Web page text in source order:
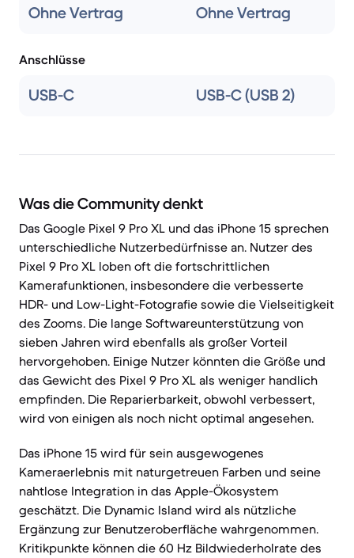
Ohne Vertrag Ohne Vertrag
Anschlüsse
USB-C USB-C (USB 2)
Was die Community denkt
Das Google Pixel 9 Pro XL und das iPhone 15 sprechen
unterschiedliche Nutzerbedürfnisse an. Nutzer des
Pixel 9 Pro XL loben oft die fortschrittlichen
Kamerafunktionen, insbesondere die verbesserte
HDR- und Low-Light-Fotografie sowie die Vielseitigkeit
des Zooms. Die lange Softwareunterstützung von
sieben Jahren wird ebenfalls als großer Vorteil
hervorgehoben. Einige Nutzer könnten die Größe und
das Gewicht des Pixel 9 Pro XL als weniger handlich
empfinden. Die Reparierbarkeit, obwohl verbessert,
wird von einigen als noch nicht optimal angesehen.
Das iPhone 15 wird für sein ausgewogenes
Kameraerlebnis mit naturgetreuen Farben und seine
nahtlose Integration in das Apple-Ökosystem
geschätzt. Die Dynamic Island wird als nützliche
Ergänzung zur Benutzeroberfläche wahrgenommen.
Kritikpunkte können die 60 Hz Bildwiederholrate des